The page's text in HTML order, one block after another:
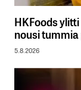
HKFoods
nousi tummia
5.8.2026